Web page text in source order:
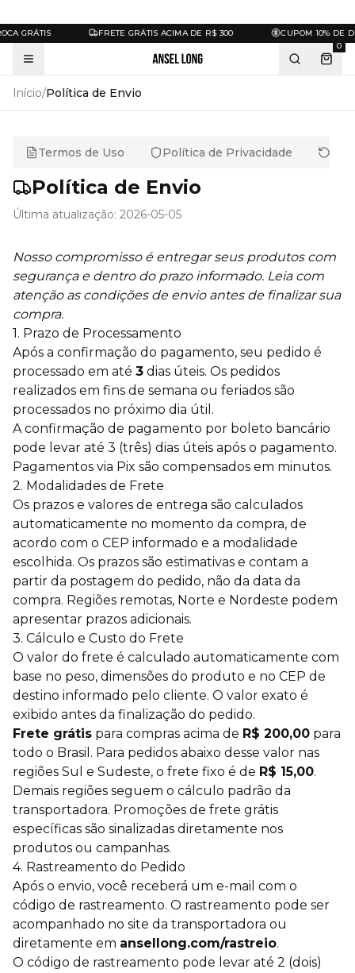
GRÁTIS FRETE GRÁTIS ACIMA DE R$ 300
CUPOM 10% DE
0
Início/Política de Envio
Termos de Uso Política de Privacidade
Política de Envio
Última atualização: 2026-05-05
Nosso compromisso é entregar seus produtos com
segurança e dentro do prazo informado. Leia com
atenção as condições de envio antes de finalizar sua
compra.
1. Prazo de Processamento
Após a confirmação do pagamento, seu pedido é
processado em até 3 dias úteis. Os pedidos
realizados em fins de semana ou feriados são
processados no próximo dia útil.
A confirmação de pagamento por boleto bancário
pode levar até 3 (três) dias úteis após o pagamento.
Pagamentos via Pix são compensados em minutos.
2. Modalidades de Frete
Os prazos e valores de entrega são calculados
automaticamente no momento da compra, de
acordo com o CEP informado e a modalidade
escolhida. Os prazos são estimativas e contam a
partir da postagem do pedido, não da data da
compra. Regiões remotas, Norte e Nordeste podem
apresentar prazos adicionais.
3. Cálculo e Custo do Frete
O valor do frete é calculado automaticamente com
base no peso, dimensões do produto e no CEP de
destino informado pelo cliente. O valor exato é
exibido antes da finalização do pedido.
Frete grátis para compras acima de R$ 200,00 para
todo o Brasil. Para pedidos abaixo desse valor nas
regiões Sul e Sudeste, o frete fixo é de R$ 15,00.
Demais regiões seguem o cálculo padrão da
transportadora. Promoções de frete grátis
específicas são sinalizadas diretamente nos
produtos ou campanhas.
4. Rastreamento do Pedido
Após o envio, você receberá um e-mail com o
código de rastreamento. O rastreamento pode ser
acompanhado no site da transportadora ou
diretamente em ansellong.com/rastreio.
O código de rastreamento pode levar até 2 (dois)